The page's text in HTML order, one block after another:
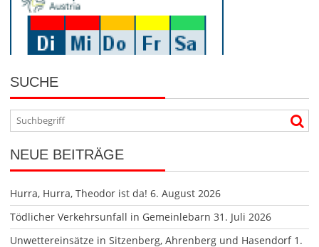
SUCHE
NEUE BEITRÄGE
Hurra, Hurra, Theodor ist da! 6. August 2026
Tödlicher Verkehrsunfall in Gemeinlebarn 31. Juli 2026
Unwettereinsätze in Sitzenberg, Ahrenberg und Hasendorf 1.